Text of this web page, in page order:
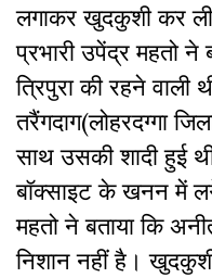
लगाकर खुदकुशी कर
प्रभारी उपेंद्र महतो
त्रिपुरा की रहने वाली
तरैंगदाग(लोहरदग्गा
साथ उसकी शादी हुई
बॉक्साइट के खनन में
महतो ने बताया कि
निशान नहीं है।